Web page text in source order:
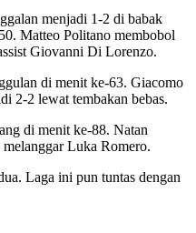
menjadi 1-2 di babak
Matteo Politano membobol
Giovanni Di Lorenzo.
di menit ke-63. Giacomo
2-2 lewat tembakan bebas.
di menit ke-88. Natan
Luka Romero.
Laga ini pun tuntas dengan